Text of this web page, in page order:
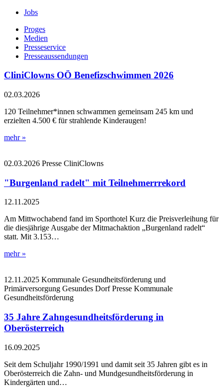
Jobs
Proges
Medien
Presseservice
Presseaussendungen
CliniClowns OÖ Benefizschwimmen 2026
02.03.2026
120 Teilnehmer*innen schwammen gemeinsam 245 km und
erzielten 4.500 € für strahlende Kinderaugen!
mehr »
02.03.2026 Presse CliniClowns
"Burgenland radelt" mit Teilnehmerrrekord
12.11.2025
Am Mittwochabend fand im Sporthotel Kurz die Preisverleihung für
die diesjährige Ausgabe der Mitmachaktion „Burgenland radelt“
statt. Mit 3.153…
mehr »
12.11.2025 Kommunale Gesundheitsförderung und
Primärversorgung Gesundes DorfPresse Kommunale
Gesundheitsförderung
35 Jahre Zahngesundheitsförderung in
Oberösterreich
16.09.2025
Seit dem Schuljahr 1990/1991 und damit seit 35 Jahren gibt es in
Oberösterreich die Zahn- und Mundgesundheitsförderung in
Kindergärten und…